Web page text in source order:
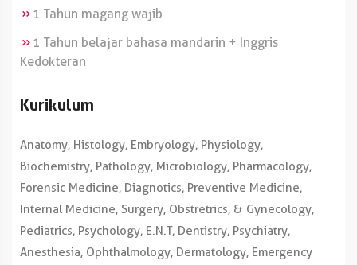
1 Tahun magang wajib
1 Tahun belajar bahasa mandarin + Inggris
Kedokteran
Kurikulum
Anatomy, Histology, Embryology, Physiology,
Biochemistry, Pathology, Microbiology, Pharmacology,
Forensic Medicine, Diagnotics, Preventive Medicine,
Internal Medicine, Surgery, Obstretrics, & Gynecology,
Pediatrics, Psychology, E.N.T, Dentistry, Psychiatry,
Anesthesia, Ophthalmology, Dermatology, Emergency